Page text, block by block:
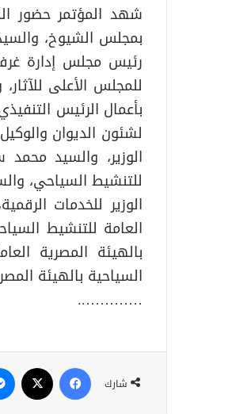
شهد المؤتمر حضور
بمجلس الشيوخ،
رئيس مجلس إدارة
للمجلس الأعلى
بأعمال الرئيس
لشئون الديوان
الوزير، والسيد محمد
للتنشيط السياحي،
الوزير للخدمات
العامة للتنشيط
بالهيئة المصرية
السياحية بالهيئة
…………..
شارك